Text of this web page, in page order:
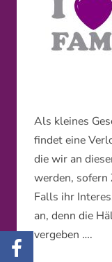
Als kleines
findet eine
die wir an
werden, sofern
Falls ihr
an, denn die
vergeben ….